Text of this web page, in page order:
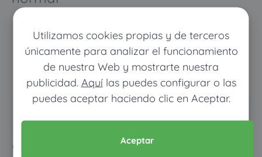
Utilizamos cookies propias y de terceros
únicamente para analizar el funcionamiento
de nuestra Web y mostrarte nuestra
publicidad. Aquílas puedes configurar o las
puedes aceptar haciendo clic en Aceptar.
Aceptar
Pon tus datos y descubre
cuánto dinero ahorrarías